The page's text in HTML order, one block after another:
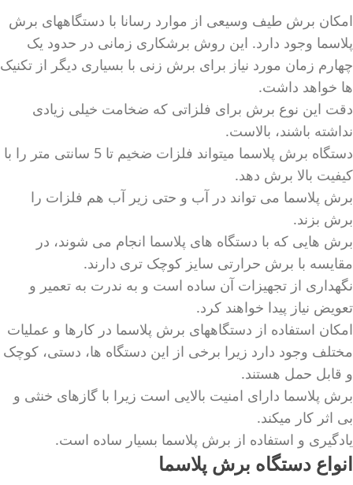
امکان برش طیف وسیعی از موارد رسانا با دستگاههای برش
پلاسما وجود دارد. این روش برشکاری زمانی در حدود یک
چهارم زمان مورد نیاز برای برش زنی با بسیاری دیگر از تکنیک
ها خواهد داشت.
دقت این نوع برش برای فلزاتی که ضخامت خیلی زیادی
نداشته باشند، بالاست.
دستگاه برش پلاسما میتواند فلزات ضخیم تا 5 سانتی متر را با
کیفیت بالا برش دهد.
برش پلاسما می تواند در آب و حتی زیر آب هم فلزات را
برش بزند.
برش هایی که با دستگاه های پلاسما انجام می شوند، در
مقایسه با برش حرارتی سایز کوچک تری دارند.
نگهداری از تجهیزات آن ساده است و به ندرت به تعمیر و
تعویض نیاز پیدا خواهند کرد.
امکان استفاده از دستگاههای برش پلاسما در کارها و عملیات
مختلف وجود دارد زیرا برخی از این دستگاه ها، دستی، کوچک
و قابل حمل هستند.
برش پلاسما دارای امنیت بالایی است زیرا با گازهای خنثی و
بی اثر کار میکند.
یادگیری و استفاده از برش پلاسما بسیار ساده است.
انواع دستگاه برش پلاسما